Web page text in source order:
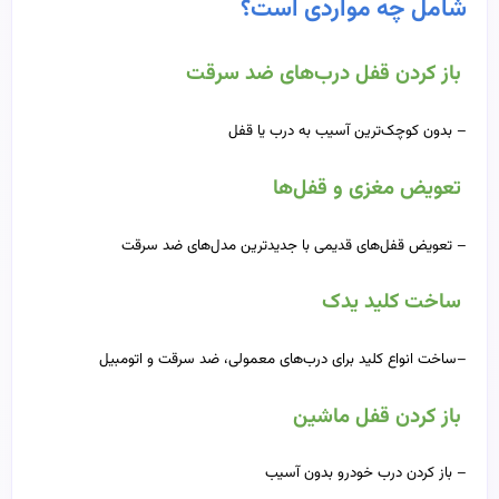
شامل چه مواردی است؟
باز کردن قفل درب‌های ضد سرقت
– بدون کوچک‌ترین آسیب به درب یا قفل
تعویض مغزی و قفل‌ها
– تعویض قفل‌های قدیمی با جدیدترین مدل‌های ضد سرقت
ساخت کلید یدک
–ساخت انواع کلید برای درب‌های معمولی، ضد سرقت و اتومبیل
باز کردن قفل ماشین
– باز کردن درب خودرو بدون آسیب